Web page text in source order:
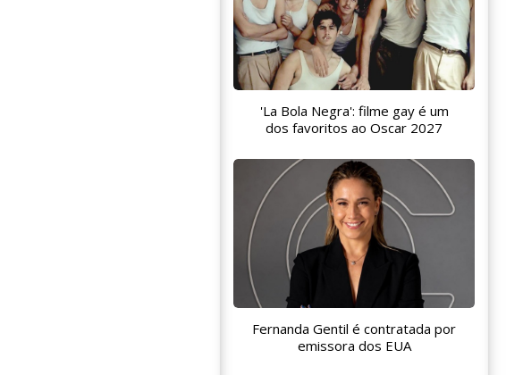
'La Bola Negra': filme gay é um
dos favoritos ao Oscar 2027
Fernanda Gentil é contratada por
emissora dos EUA